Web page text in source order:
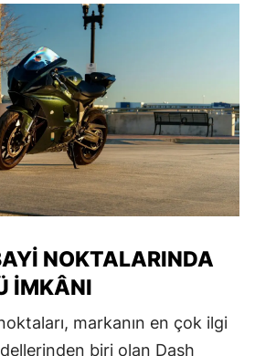
NOKTALARINDA
İMKÂNI
markanın en çok ilgi
biri olan Dash